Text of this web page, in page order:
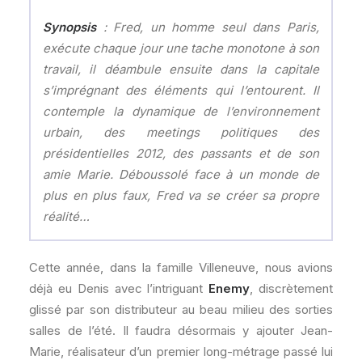
Synopsis: Fred, un homme seul dans Paris,
exécute chaque jour une tache monotone à son
travail, il déambule ensuite dans la capitale
s’imprégnant des éléments qui l’entourent. Il
contemple la dynamique de l’environnement
urbain, des meetings politiques des
présidentielles 2012, des passants et de son
amie Marie. Déboussolé face à un monde de
plus en plus faux, Fred va se créer sa propre
réalité…
Cette année, dans la famille Villeneuve, nous avions
déjà eu Denis avec l’intriguant Enemy, discrètement
glissé par son distributeur au beau milieu des sorties
salles de l’été. Il faudra désormais y ajouter Jean-
Marie, réalisateur d’un premier long-métrage passé lui